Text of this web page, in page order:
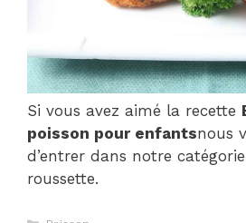
Si vous avez aimé la recette
poisson pour enfantsnous
d’entrer dans notre
roussette.